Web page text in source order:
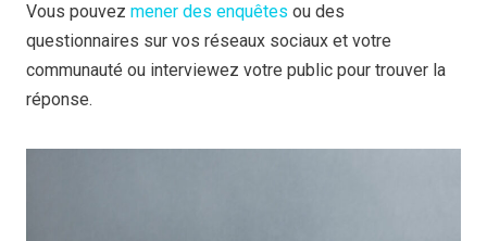
Vous pouvez mener des enquêtes ou des
questionnaires sur vos réseaux sociaux et votre
communauté ou interviewez votre public pour trouver la
réponse.